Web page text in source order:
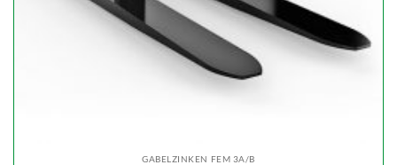
GABELZINKEN FEM 3A/B